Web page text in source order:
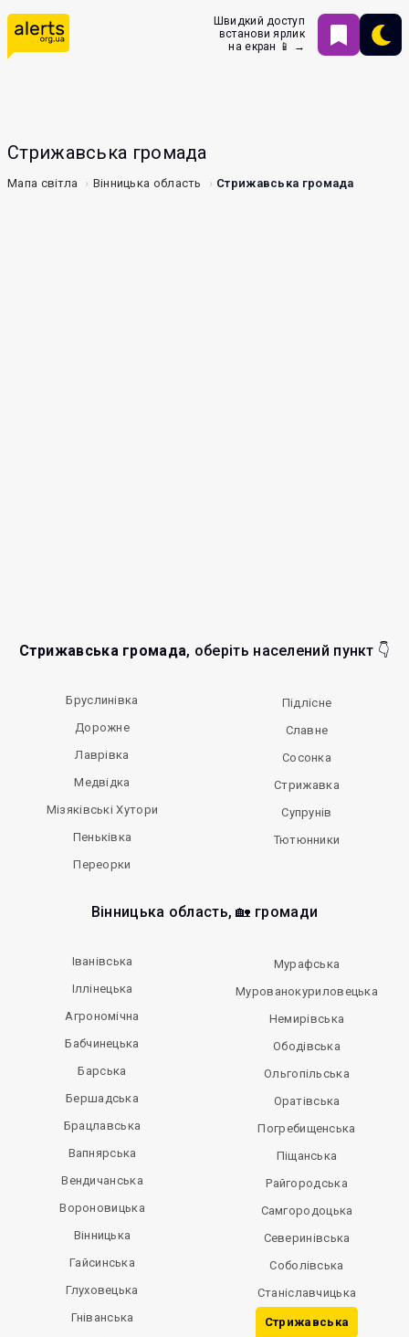
Швидкий доступ
встанови ярлик
на екран 📱 →
Стрижавська громада
Мапа світла Вінницька область Стрижавська громада
Стрижавська громада, оберіть населений пункт 👇
Бруслинівка
Дорожне
Лаврівка
Медвідка
Мізяківські Хутори
Пеньківка
Переорки
Підлісне
Славне
Сосонка
Стрижавка
Супрунів
Тютюнники
Вінницька область, 🏡 громади
Іванівська
Іллінецька
Агрономічна
Бабчинецька
Барська
Бершадська
Брацлавська
Вапнярська
Вендичанська
Вороновицька
Вінницька
Гайсинська
Глуховецька
Гніванська
Мурафська
Мурованокуриловецька
Немирівська
Ободівська
Ольгопільська
Оратівська
Погребищенська
Піщанська
Райгородська
Самгородоцька
Северинівська
Соболівська
Станіславчицька
Стрижавська